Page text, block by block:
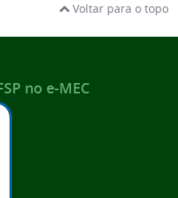
Voltar para o topo
no e-MEC